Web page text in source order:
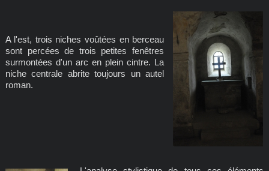
A l'est, trois niches voûtées en berceau
sont percées de trois petites fenêtres
surmontées d'un arc en plein cintre. La
niche centrale abrite toujours un autel
roman.